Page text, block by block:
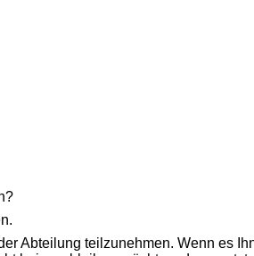
Abteilung teilzunehmen. Wenn es